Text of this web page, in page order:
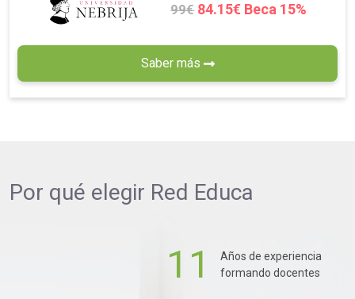
99€ 84.15€ Beca 15%
Saber más
Por qué elegir Red Educa
11
Años de experiencia
formando docentes